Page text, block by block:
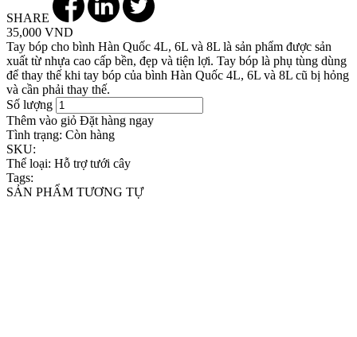
SHARE
35,000 VND
Tay bóp cho bình Hàn Quốc 4L, 6L và 8L là sản phẩm được sản
xuất từ nhựa cao cấp bền, đẹp và tiện lợi. Tay bóp là phụ tùng dùng
để thay thế khi tay bóp của bình Hàn Quốc 4L, 6L và 8L cũ bị hỏng
và cần phải thay thế.
Số lượng
Thêm vào giỏ Đặt hàng ngay
Tình trạng: Còn hàng
SKU:
Thể loại: Hỗ trợ tưới cây
Tags:
SẢN PHẨM TƯƠNG TỰ